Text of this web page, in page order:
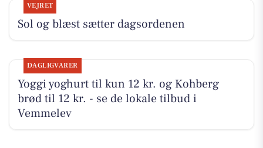
VEJRET
Sol og blæst sætter dagsordenen
DAGLIGVARER
Yoggi yoghurt til kun 12 kr. og Kohberg
brød til 12 kr. - se de lokale tilbud i
Vemmelev